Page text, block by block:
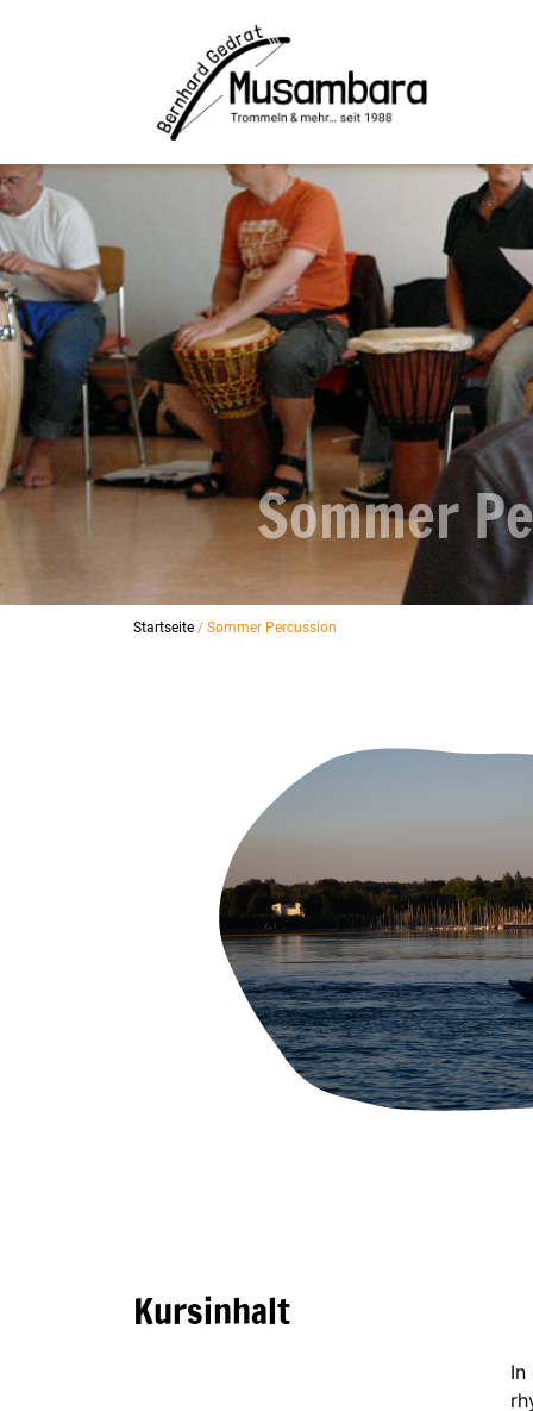
Sommer
Startseite / Sommer Percussion
Kursinhalt
In